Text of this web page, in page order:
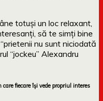
totuși un loc relaxant,
să te simți bine
nu sunt niciodată
“jockeu” Alexandru
fiecare își vede propriul interes